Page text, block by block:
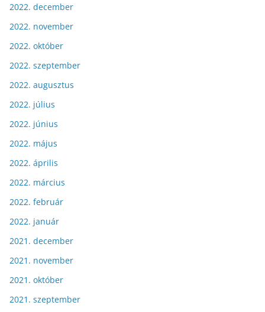
2022. december
2022. november
2022. október
2022. szeptember
2022. augusztus
2022. július
2022. június
2022. május
2022. április
2022. március
2022. február
2022. január
2021. december
2021. november
2021. október
2021. szeptember